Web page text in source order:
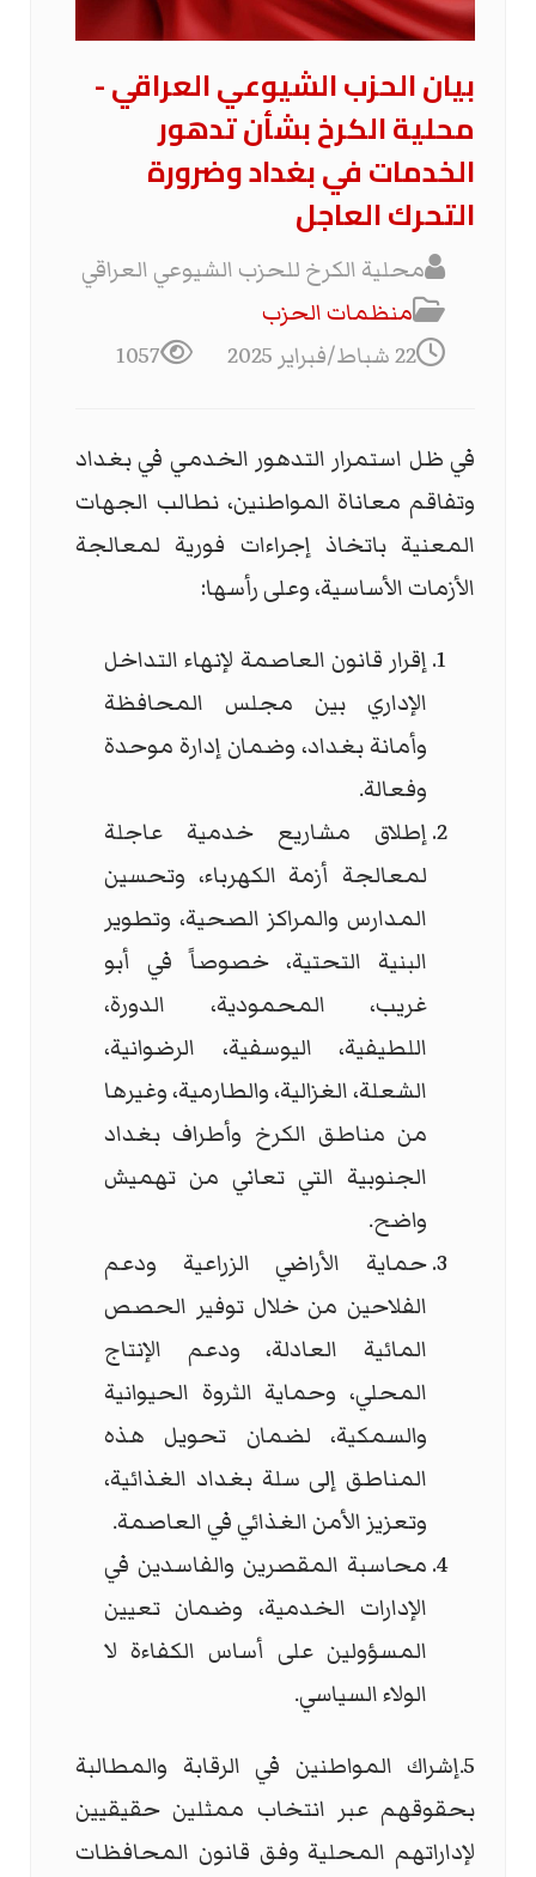
بيان الحزب الشيوعي العراقي -
محلية الكرخ بشأن تدهور
الخدمات في بغداد وضرورة
التحرك العاجل
محلية الكرخ للحزب الشيوعي العراقي
منظمات الحزب
22 شباط/فبراير 2025
1057
في ظل استمرار التدهور الخدمي في بغداد
وتفاقم معاناة المواطنين، نطالب الجهات
المعنية باتخاذ إجراءات فورية لمعالجة
الأزمات الأساسية، وعلى رأسها:
إقرار قانون العاصمة لإنهاء التداخل
الإداري بين مجلس المحافظة
وأمانة بغداد، وضمان إدارة موحدة
وفعالة.
إطلاق مشاريع خدمية عاجلة
لمعالجة أزمة الكهرباء، وتحسين
المدارس والمراكز الصحية، وتطوير
البنية التحتية، خصوصاً في أبو
غريب، المحمودية، الدورة،
اللطيفية، اليوسفية، الرضوانية،
الشعلة، الغزالية، والطارمية، وغيرها
من مناطق الكرخ وأطراف بغداد
الجنوبية التي تعاني من تهميش
واضح.
حماية الأراضي الزراعية ودعم
الفلاحين من خلال توفير الحصص
المائية العادلة، ودعم الإنتاج
المحلي، وحماية الثروة الحيوانية
والسمكية، لضمان تحويل هذه
المناطق إلى سلة بغداد الغذائية،
وتعزيز الأمن الغذائي في العاصمة.
محاسبة المقصرين والفاسدين في
الإدارات الخدمية، وضمان تعيين
المسؤولين على أساس الكفاءة لا
الولاء السياسي.
5.إشراك المواطنين في الرقابة والمطالبة
بحقوقهم عبر انتخاب ممثلين حقيقيين
لإداراتهم المحلية وفق قانون المحافظات